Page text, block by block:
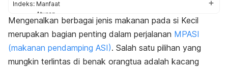
Indeks: Manfaat
Aturan
Resep
Mengenalkan berbagai jenis makanan pada si Kecil
merupakan bagian penting dalam perjalanan MPASI
(makanan pendamping ASI). Salah satu pilihan yang
mungkin terlintas di benak orangtua adalah kacang